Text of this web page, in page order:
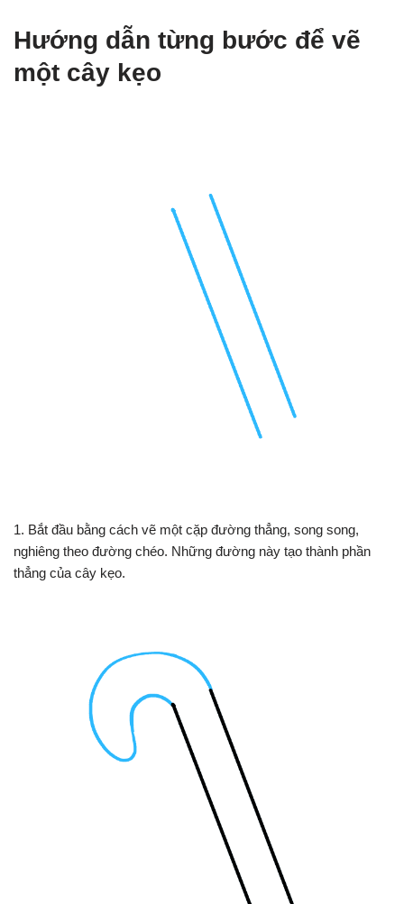
Hướng dẫn từng bước để vẽ
một cây kẹo
1. Bắt đầu bằng cách vẽ một cặp đường thẳng, song song,
nghiêng theo đường chéo. Những đường này tạo thành phần
thẳng của cây kẹo.